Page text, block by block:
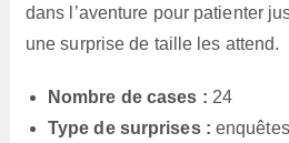
dans l’aventure pour patienter
une surprise de taille les attend.
Nombre de cases : 24
Type de surprises :